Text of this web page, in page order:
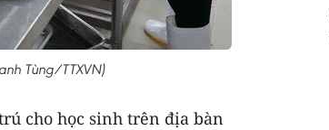
Tùng/TTXVN)
cho học sinh trên địa bàn